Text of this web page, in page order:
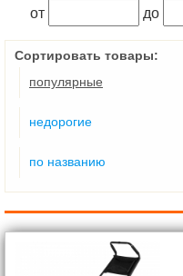
от
до
Сортировать товары:
популярные
недорогие
по названию